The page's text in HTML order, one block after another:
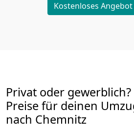
Kostenloses
Privat oder
Preise für deinen
nach Chemnitz